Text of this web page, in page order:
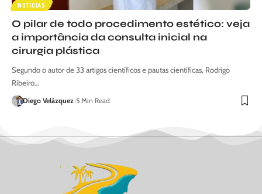
NOTÍCIAS
O pilar de todo procedimento estético: veja
a importância da consulta inicial na
cirurgia plástica
Segundo o autor de 33 artigos científicos e pautas científicas, Rodrigo
Ribeiro…
Diego Velázquez 5 Min Read